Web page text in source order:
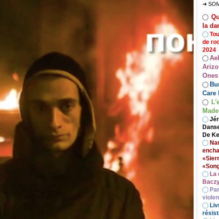
➜
◯
la
◯
de
2024
◯
◯
Care
◯
◯
De
◯
◯ La
◯
◯